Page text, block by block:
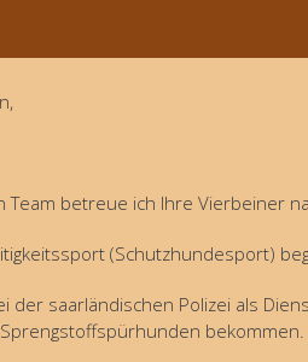
Team betreue ich Ihre Vierbeiner
(Schutzhundesport)
der saarländischen Polizei als
bekommen.